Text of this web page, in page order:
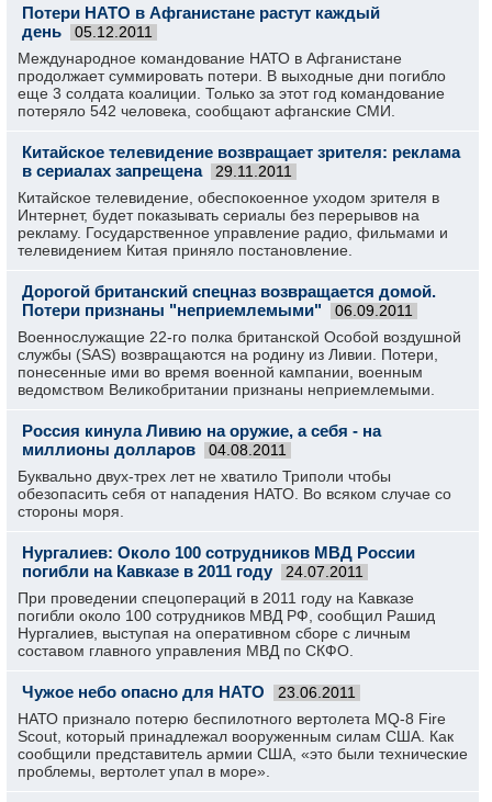
Потери НАТО в Афганистане растут каждый
день
05.12.2011
Международное командование НАТО в Афганистане
продолжает суммировать потери. В выходные дни погибло
еще 3 солдата коалиции. Только за этот год командование
потеряло 542 человека, сообщают афганские СМИ.
Китайское телевидение возвращает зрителя: реклама
в сериалах запрещена
29.11.2011
Китайское телевидение, обеспокоенное уходом зрителя в
Интернет, будет показывать сериалы без перерывов на
рекламу. Государственное управление радио, фильмами и
телевидением Китая приняло постановление.
Дорогой британский спецназ возвращается домой.
Потери признаны "неприемлемыми"
06.09.2011
Военнослужащие 22-го полка британской Особой воздушной
службы (SAS) возвращаются на родину из Ливии. Потери,
понесенные ими во время военной кампании, военным
ведомством Великобритании признаны неприемлемыми.
Россия кинула Ливию на оружие, а себя - на
миллионы долларов
04.08.2011
Буквально двух-трех лет не хватило Триполи чтобы
обезопасить себя от нападения НАТО. Во всяком случае со
стороны моря.
Нургалиев: Около 100 сотрудников МВД России
погибли на Кавказе в 2011 году
24.07.2011
При проведении спецопераций в 2011 году на Кавказе
погибли около 100 сотрудников МВД РФ, сообщил Рашид
Нургалиев, выступая на оперативном сборе с личным
составом главного управления МВД по СКФО.
Чужое небо опасно для НАТО 23.06.2011
НАТО признало потерю беспилотного вертолета MQ-8 Fire
Scout, который принадлежал вооруженным силам США. Как
сообщили представитель армии США, «это были технические
проблемы, вертолет упал в море».